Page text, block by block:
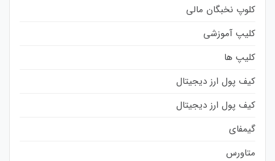
کلوپ نخبگان مالی
کلیپ آموزشی
کلیپ ها
کیف پول ارز دیجیتال
کیف پول ارز دیجیتال
گیمفای
متاورس